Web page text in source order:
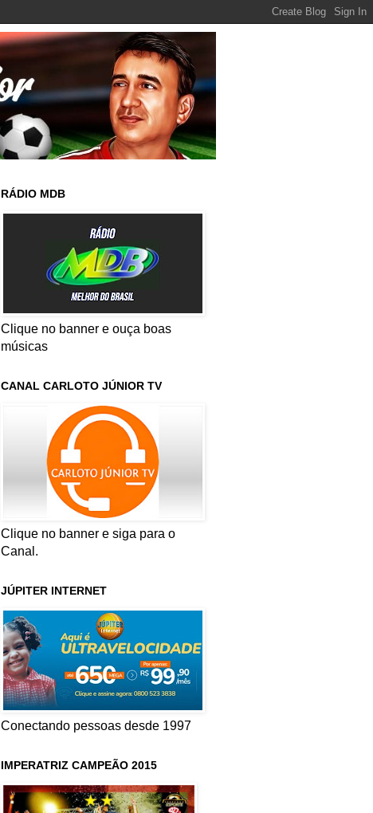
RÁDIO MDB
Clique no banner e ouça boas
músicas
CANAL CARLOTO JÚNIOR TV
Clique no banner e siga para o
Canal.
JÚPITER INTERNET
Conectando pessoas desde 1997
IMPERATRIZ CAMPEÃO 2015